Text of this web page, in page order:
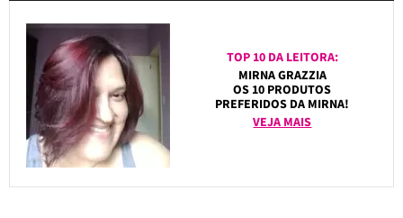
TOP 10 DA LEITORA:
MIRNA GRAZZIA
OS 10 PRODUTOS
PREFERIDOS DA MIRNA!
VEJA MAIS